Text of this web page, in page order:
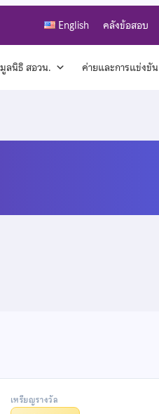
English คลังข้อสอบ
ลนิธิ สอวน. ค่ายและการแข่งขัน
เหรียญรางวัล